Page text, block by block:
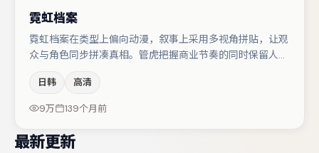
霓虹档案
霓虹档案在类型上偏向动漫，叙事上采用多视角拼贴，让观
众与角色同步拼凑真相。管虎把握商业节奏的同时保留人物
玺、桂纶镁、大鹏等，角色动机前后呼应，适合喜欢抠台词
与伏笔的观众。节奏紧凑、反转有度，值得列入片单。
日韩 高清
9万 139个月前
最新更新